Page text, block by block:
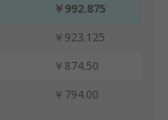
￥992.875
￥923.125
￥874.50
￥794.00